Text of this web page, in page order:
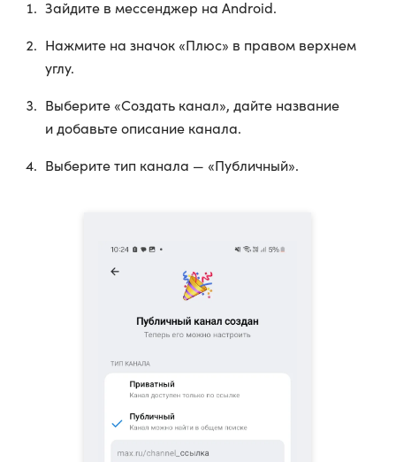
Зайдите в мессенджер на Android.
Нажмите на значок «Плюс» в правом верхнем
углу.
Выберите «Создать канал», дайте название
и добавьте описание канала.
Выберите тип канала — «Публичный».